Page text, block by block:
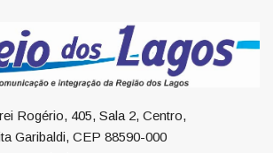
Rogério, 405, Sala 2, Centro,
Garibaldi, CEP 88590-000